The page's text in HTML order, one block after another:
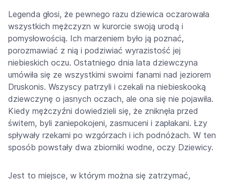
Legenda głosi, że pewnego razu dziewica oczarowała
wszystkich mężczyzn w kurorcie swoją urodą i
pomysłowością. Ich marzeniem było ją poznać,
porozmawiać z nią i podziwiać wyrazistość jej
niebieskich oczu. Ostatniego dnia lata dziewczyna
umówiła się ze wszystkimi swoimi fanami nad jeziorem
Druskonis. Wszyscy patrzyli i czekali na niebieskooką
dziewczynę o jasnych oczach, ale ona się nie pojawiła.
Kiedy mężczyźni dowiedzieli się, że zniknęła przed
świtem, byli zaniepokojeni, zasmuceni i zapłakani. Łzy
spływały rzekami po wzgórzach i ich podnóżach. W ten
sposób powstały dwa zbiorniki wodne, oczy Dziewicy.
Jest to miejsce, w którym można się zatrzymać,